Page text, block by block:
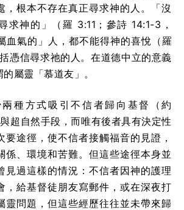
，根本不存在真正尋求神的人。「沒
求神的」（羅 3:11；參詩 14:1-3，
血氣的」人，都不能得神的喜悅（羅
憑信尋求祂的人。在道德中立的意義
屬靈「慕道友」。
種方式吸引不信者歸向基督（約
超自然手段，而唯有後者具有決定性
要途徑，使不信者接觸福音的見證，
係、環境和苦難。但這些途徑本身並
見過這樣的情況：不信者因神的護理
，給基督徒朋友寫郵件，或在深夜打
靈問題，但這些經歷往往並未帶來歸